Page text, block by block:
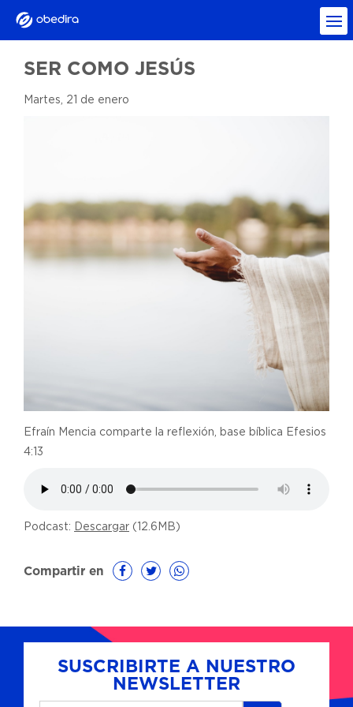
SER COMO JESÚS
Martes, 21 de enero
Efraín Mencia comparte la reflexión, base bíblica Efesios
4:13
Podcast: Descargar (12.6MB)
Compartir en
SUSCRIBIRTE A NUESTRO
NEWSLETTER